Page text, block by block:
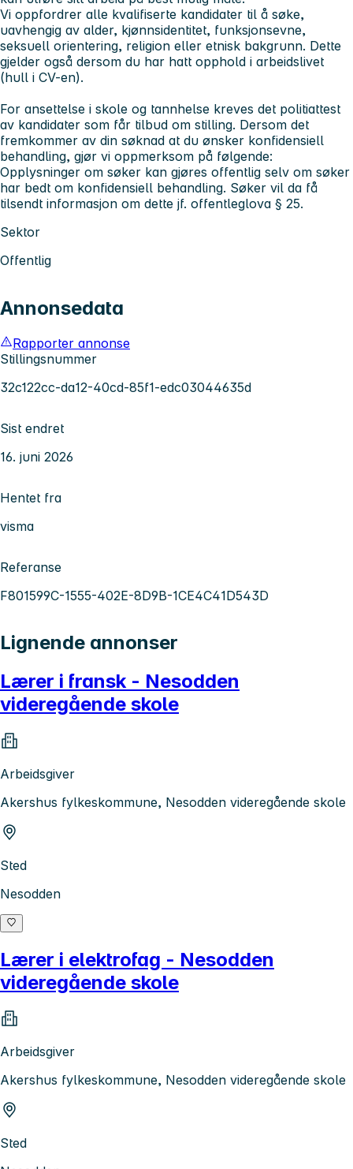
Vi oppfordrer alle kvalifiserte kandidater til å søke,
uavhengig av alder, kjønnsidentitet, funksjonsevne,
seksuell orientering, religion eller etnisk bakgrunn. Dette
gjelder også dersom du har hatt opphold i arbeidslivet
(hull i CV-en).
For ansettelse i skole og tannhelse kreves det politiattest
av kandidater som får tilbud om stilling. Dersom det
fremkommer av din søknad at du ønsker konfidensiell
behandling, gjør vi oppmerksom på følgende:
Opplysninger om søker kan gjøres offentlig selv om søker
har bedt om konfidensiell behandling. Søker vil da få
tilsendt informasjon om dette jf. offentleglova § 25.
Sektor
Offentlig
Annonsedata
Rapporter annonse
Stillingsnummer
32c122cc-da12-40cd-85f1-edc03044635d
Sist endret
16. juni 2026
Hentet fra
visma
Referanse
F801599C-1555-402E-8D9B-1CE4C41D543D
Lignende annonser
Lærer i fransk - Nesodden
videregående skole
Arbeidsgiver
Akershus fylkeskommune, Nesodden videregående skole
Sted
Nesodden
Lærer i elektrofag - Nesodden
videregående skole
Arbeidsgiver
Akershus fylkeskommune, Nesodden videregående skole
Sted